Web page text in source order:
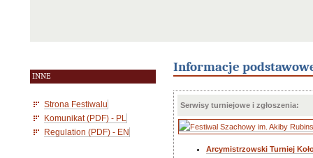
INNE
Strona Festiwalu
Komunikat (PDF) - PL
Regulation (PDF) - EN
Informacje
Serwisy turniejowe i zgłoszenia:
Arcymistrzowski Turniej